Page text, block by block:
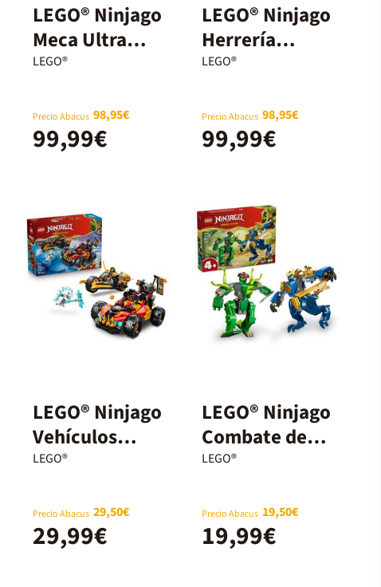
LEGO® Ninjago
Meca Ultra
Combo de
LEGO®
Precio Abacus 98,95€
99,99€
LEGO® Ninjago
Herrería
Cuatro Armas:
71858
LEGO®
Precio Abacus 98,95€
99,99€
LEGO® Ninjago
Vehículos
Combinables
71864
LEGO®
Precio Abacus 29,50€
29,99€
LEGO® Ninjago
Combate del
Meca-Dragón
LEGO®
Precio Abacus 19,50€
19,99€